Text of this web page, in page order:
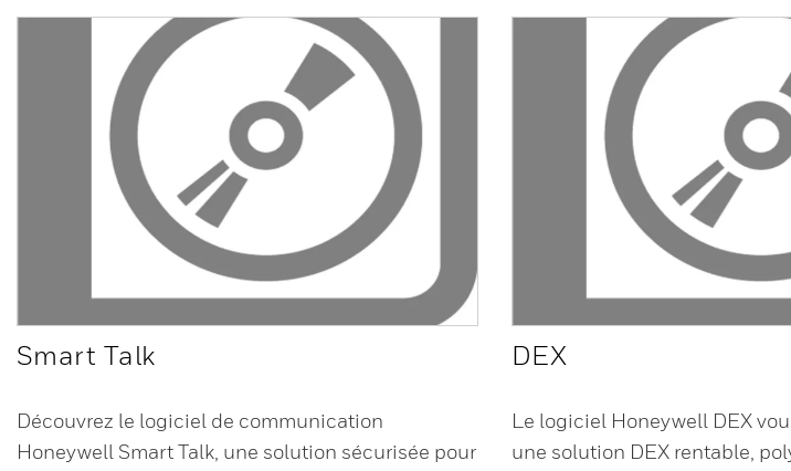
Smart Talk
Découvrez le logiciel de communication
Honeywell Smart Talk, une solution sécurisée pour
DEX
Le logiciel Honeywell DEX
une solution DEX rentable,